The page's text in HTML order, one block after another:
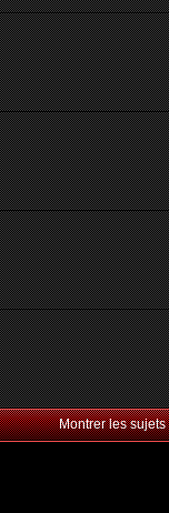
Montrer les